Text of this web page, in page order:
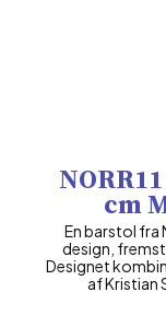
cm
En barstol fra
design,
Designet
af Kristian